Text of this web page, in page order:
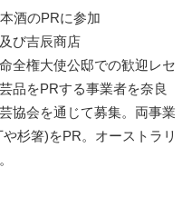
酒のPRに参加
び吉辰商店
全権大使公邸での歓迎レセ
品をPRする事業者を奈良
協会を通じて募集。両事業
杉箸)をPR。オーストラリ